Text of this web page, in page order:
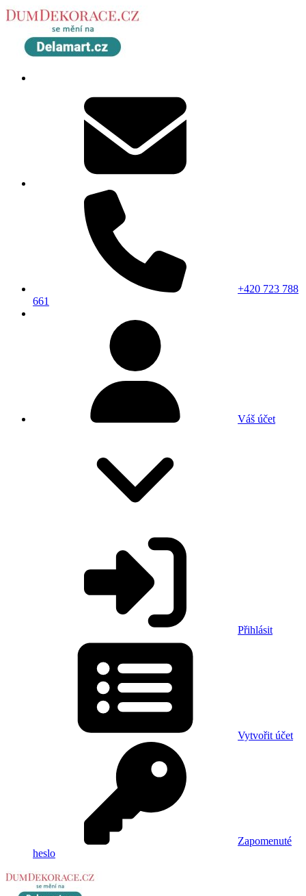
+420 723 788
661
Váš účet
Přihlásit
Vytvořit účet
Zapomenuté
heslo